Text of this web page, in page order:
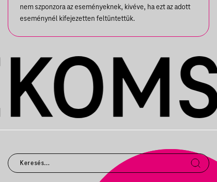
nem szponzora az eseményeknek, kivéve, ha ezt az adott
eseménynél kifejezetten feltüntettük.